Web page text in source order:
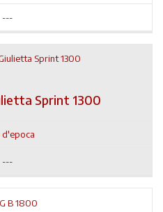
---
Sprint 1300
---